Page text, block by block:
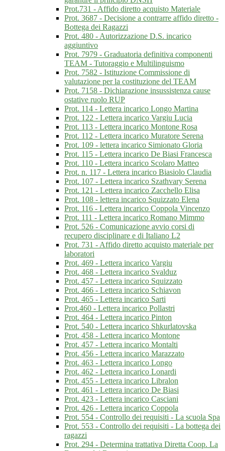
Prot.731 - Affido diretto acquisto Materiale
Prot. 3687 - Decisione a contrarre affido diretto -
Bottega dei Ragazzi
Prot. 480 - Autorizzazione D.S. incarico
aggiuntivo
Prot. 7979 - Graduatoria definitiva componenti
TEAM - Tutoraggio e Multilinguismo
Prot. 7582 - Istituzione Commissione di
valutazione per la costituzione del TEAM
Prot. 7158 - Dichiarazione insussistenza cause
ostative ruolo RUP
Prot. 114 - Lettera incarico Longo Martina
Prot. 122 - Lettera incarico Vargiu Lucia
Prot. 113 - Lettera incarico Montone Rosa
Prot. 112 - Lettera incarico Muratore Serena
Prot. 109 - lettera incarico Simionato Gloria
Prot. 115 - Lettera incarico De Biasi Francesca
Prot. 110 - Lettera incarico Scolaro Matteo
Prot. n. 117 - Lettera incarico Biasiolo Claudia
Prot. 107 - Lettera incarico Szathvary Serena
Prot. 121 - Lettera incarico Zacchello Elisa
Prot. 108 - lettera incarico Squizzato Elena
Prot. 116 - Lettera incarico Coppola Vincenzo
Prot. 111 - Lettera incarico Romano Mimmo
Prot. 526 - Comunicazione avvio corsi di
recupero disciplinare e di Italiano L2
Prot. 731 - Affido diretto acquisto materiale per
laboratori
Prot. 469 - Lettera incarico Vargiu
Prot. 468 - Lettera incarico Svalduz
Prot. 457 - Lettera incarico Squizzato
Prot. 466 - Lettera incarico Schiavon
Prot. 465 - Lettera incarico Sarti
Prot.460 - Lettera incarico Pollastri
Prot. 464 - Lettera incarico Pinton
Prot. 540 - Lettera incarico Shkurlatovska
Prot. 458 - Lettera incarico Montone
Prot. 457 - Lettera incarico Montalti
Prot. 456 - Lettera incarico Marazzato
Prot. 463 - Lettera incarico Longo
Prot. 462 - Lettera incarico Lonardi
Prot. 455 - Lettera incarico Libralon
Prot. 461 - Lettera incarico De Biasi
Prot. 423 - Lettera incarico Casciani
Prot. 426 - Lettera incarico Coppola
Prot. 554 - Controllo dei requisiti - La scuola Spa
Prot. 553 - Controllo dei requisiti - La bottega dei
ragazzi
Prot. 294 - Determina trattativa Diretta Coop. La